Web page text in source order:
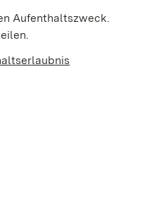
Aufenthaltszweck.